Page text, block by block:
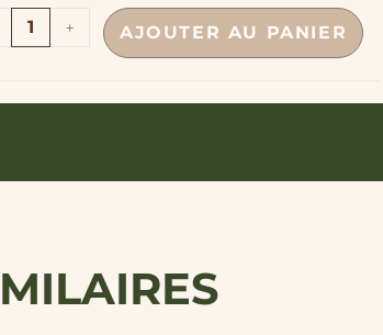
+ AJOUTER AU PANIER